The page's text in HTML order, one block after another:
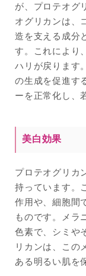
が、プロテオグ
オグリカンは、
造を支える成分
す。これにより
ハリが戻ります
の生成を促進す
ーを正常化し、
美白効果
プロテオグリカ
持っています。
作用や、細胞間
ものです。メラ
色素で、シミや
リカンは、この
ある明るい肌を